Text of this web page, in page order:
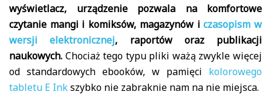
wyświetlacz, urządzenie pozwala na komfortowe
czytanie mangi i komiksów, magazynów iczasopism w
wersji elektronicznej, raportów oraz publikacji
naukowych. Chociaż tego typu pliki ważą zwykle więcej
od standardowych ebooków, w pamięci kolorowego
tabletu E Inkszybko nie zabraknie nam na nie miejsca.